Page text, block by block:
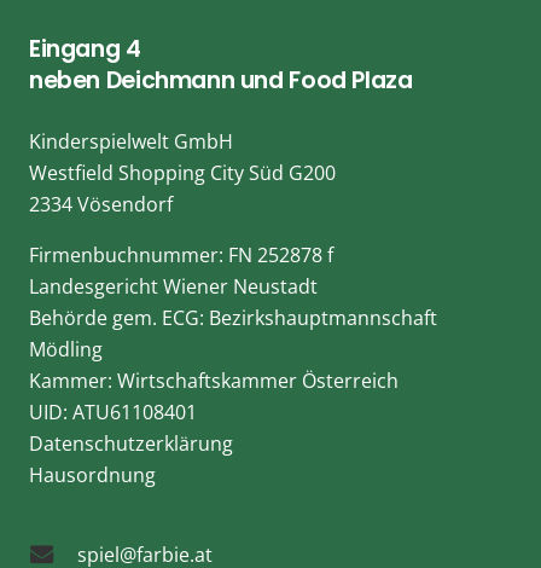
Eingang 4
neben Deichmann und Food Plaza
Kinderspielwelt GmbH
Westfield Shopping City Süd G200
2334 Vösendorf
Firmenbuchnummer: FN 252878 f
Landesgericht Wiener Neustadt
Behörde gem. ECG: Bezirkshauptmannschaft
Mödling
Kammer: Wirtschaftskammer Österreich
UID: ATU61108401
Datenschutzerklärung
Hausordnung
spiel@farbie.at